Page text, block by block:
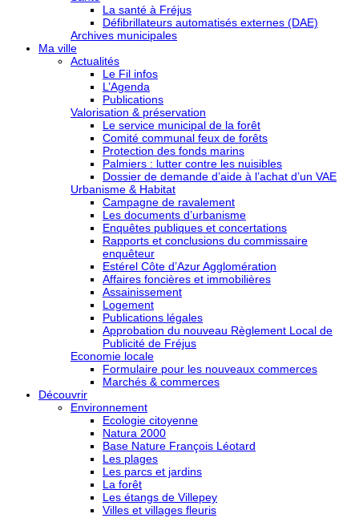
La santé à Fréjus
Défibrillateurs automatisés externes (DAE)
Archives municipales
Ma ville
Actualités
Le Fil infos
L’Agenda
Publications
Valorisation & préservation
Le service municipal de la forêt
Comité communal feux de forêts
Protection des fonds marins
Palmiers : lutter contre les nuisibles
Dossier de demande d’aide à l’achat d’un VAE
Urbanisme & Habitat
Campagne de ravalement
Les documents d’urbanisme
Enquêtes publiques et concertations
Rapports et conclusions du commissaire
enquêteur
Estérel Côte d’Azur Agglomération
Affaires foncières et immobilières
Assainissement
Logement
Publications légales
Approbation du nouveau Règlement Local de
Publicité de Fréjus
Economie locale
Formulaire pour les nouveaux commerces
Marchés & commerces
Découvrir
Environnement
Ecologie citoyenne
Natura 2000
Base Nature François Léotard
Les plages
Les parcs et jardins
La forêt
Les étangs de Villepey
Villes et villages fleuris